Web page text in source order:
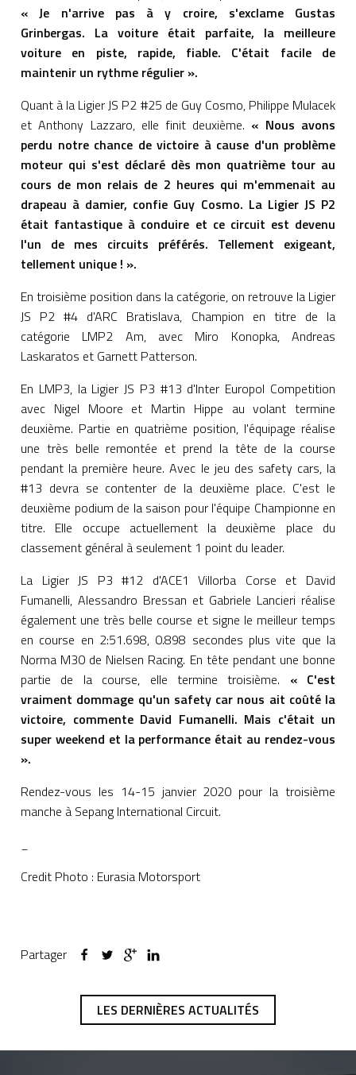
« Je n'arrive pas à y croire, s'exclame Gustas
Grinbergas. La voiture était parfaite, la meilleure
voiture en piste, rapide, fiable. C'était facile de
maintenir un rythme régulier ».
Quant à la Ligier JS P2 #25 de Guy Cosmo, Philippe Mulacek
et Anthony Lazzaro, elle finit deuxième. « Nous avons
perdu notre chance de victoire à cause d'un problème
moteur qui s'est déclaré dès mon quatrième tour au
cours de mon relais de 2 heures qui m'emmenait au
drapeau à damier, confie Guy Cosmo. La Ligier JS P2
était fantastique à conduire et ce circuit est devenu
l'un de mes circuits préférés. Tellement exigeant,
tellement unique ! ».
En troisième position dans la catégorie, on retrouve la Ligier
JS P2 #4 d'ARC Bratislava, Champion en titre de la
catégorie LMP2 Am, avec Miro Konopka, Andreas
Laskaratos et Garnett Patterson.
En LMP3, la Ligier JS P3 #13 d'Inter Europol Competition
avec Nigel Moore et Martin Hippe au volant termine
deuxième. Partie en quatrième position, l'équipage réalise
une très belle remontée et prend la tête de la course
pendant la première heure. Avec le jeu des safety cars, la
#13 devra se contenter de la deuxième place. C'est le
deuxième podium de la saison pour l'équipe Championne en
titre. Elle occupe actuellement la deuxième place du
classement général à seulement 1 point du leader.
La Ligier JS P3 #12 d'ACE1 Villorba Corse et David
Fumanelli, Alessandro Bressan et Gabriele Lancieri réalise
également une très belle course et signe le meilleur temps
en course en 2:51.698, 0.898 secondes plus vite que la
Norma M30 de Nielsen Racing. En tête pendant une bonne
partie de la course, elle termine troisième. « C'est
vraiment dommage qu'un safety car nous ait coûté la
victoire, commente David Fumanelli. Mais c'était un
super weekend et la performance était au rendez-vous
».
Rendez-vous les 14-15 janvier 2020 pour la troisième
manche à Sepang International Circuit.
Credit Photo : Eurasia Motorsport
Partager
LES DERNIÈRES ACTUALITÉS